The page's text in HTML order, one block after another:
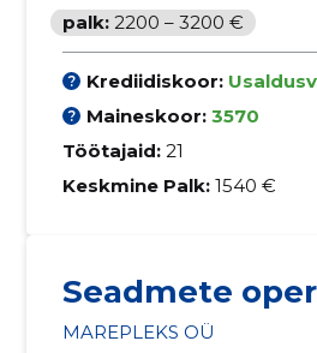
palk: 2200 – 3200 €
Krediidiskoor:
Maineskoor: 3570
Töötajaid: 21
Keskmine Palk: 1540 €
Seadmete
MAREPLEKS OÜ